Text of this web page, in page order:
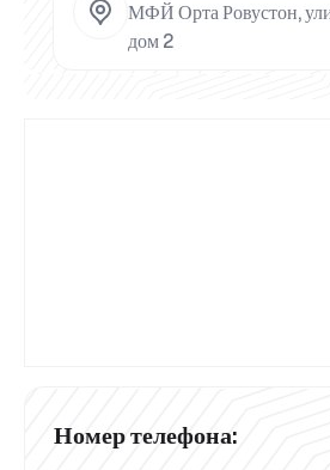
МФЙ Орта Ровустон,
дом 2
Номер телефона: